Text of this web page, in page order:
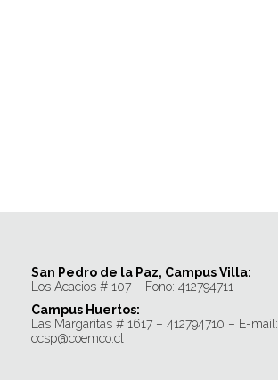
San Pedro de la Paz, Campus Villa:
Los Acacios # 107 – Fono: 412794711
Campus Huertos:
Las Margaritas # 1617 – 412794710 – E-mail:
ccsp@coemco.cl